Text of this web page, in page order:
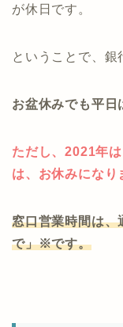
が休日です。
ということで、銀
お盆休みでも平日
ただし、2021年
は、お休みになり
窓口営業時間は
で」※です。